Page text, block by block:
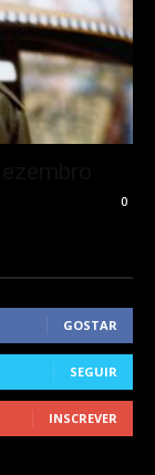
0
GOSTAR
SEGUIR
INSCREVER